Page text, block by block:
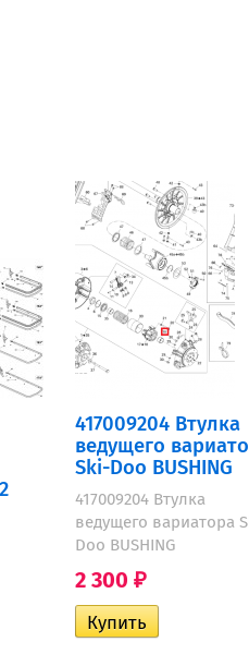
417009204 Втулка
ведущего
Ski-Doo BUSHING
417009204 Втулка
ведущего вариатора
Doo BUSHING
2 300 ₽